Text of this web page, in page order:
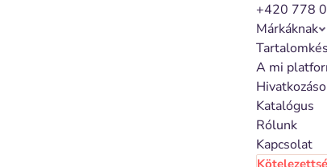
+420 778
Márkáknak
A mi
Katalógus
Rólunk
Kapcsolat